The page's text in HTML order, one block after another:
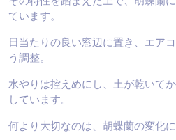
ています。
日当たりの良い窓辺に置き、エア
う調整。
水やりは控えめにし、土が乾いて
しています。
何より大切なのは、胡蝶蘭の変化に